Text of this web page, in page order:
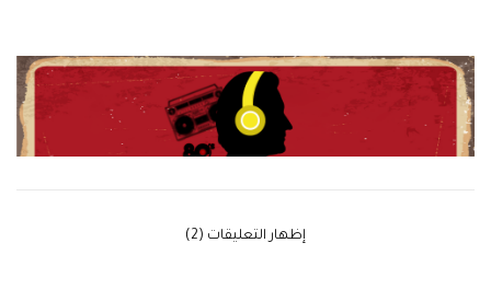
‫إظهار التعليقات (2)